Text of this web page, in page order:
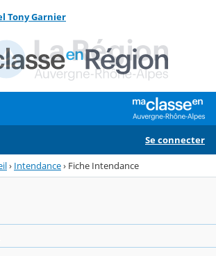
Tony Garnier
Se connecter
› Intendance› Fiche Intendance